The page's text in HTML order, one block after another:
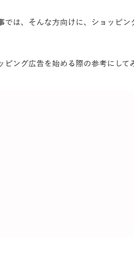
では、そんな方向けに、ショッピ
ピング広告を始める際の参考にして